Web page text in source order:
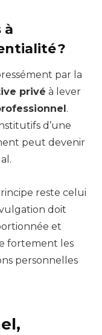
à
?
par la
privé à lever
.
d’une
peut devenir
reste celui
doit
et
fortement les
personnelles